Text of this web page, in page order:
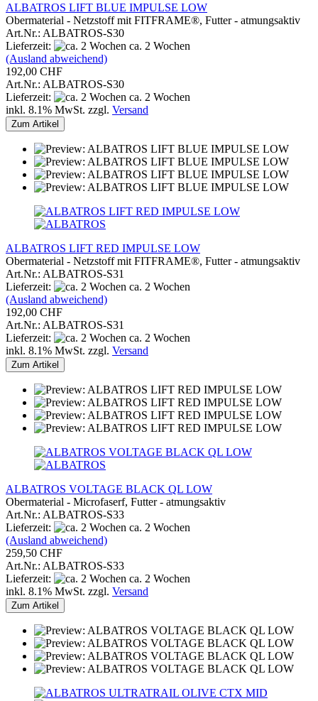
ALBATROS LIFT BLUE IMPULSE LOW
Obermaterial - Netzstoff mit FITFRAME®, Futter - atmungsaktiv
Art.Nr.: ALBATROS-S30
Lieferzeit:
ca. 2 Wochen
(Ausland abweichend)
192,00 CHF
Art.Nr.: ALBATROS-S30
Lieferzeit:
ca. 2 Wochen
inkl. 8.1% MwSt. zzgl. Versand
Zum Artikel
ALBATROS LIFT RED IMPULSE LOW
Obermaterial - Netzstoff mit FITFRAME®, Futter - atmungsaktiv
Art.Nr.: ALBATROS-S31
Lieferzeit:
ca. 2 Wochen
(Ausland abweichend)
192,00 CHF
Art.Nr.: ALBATROS-S31
Lieferzeit:
ca. 2 Wochen
inkl. 8.1% MwSt. zzgl. Versand
Zum Artikel
ALBATROS VOLTAGE BLACK QL LOW
Obermaterial - Microfaserf, Futter - atmungsaktiv
Art.Nr.: ALBATROS-S33
Lieferzeit:
ca. 2 Wochen
(Ausland abweichend)
259,50 CHF
Art.Nr.: ALBATROS-S33
Lieferzeit:
ca. 2 Wochen
inkl. 8.1% MwSt. zzgl. Versand
Zum Artikel